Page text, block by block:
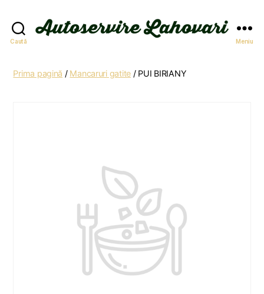
Caută Meniu
Prima pagină / Mancaruri gatite / PUI BIRIANY